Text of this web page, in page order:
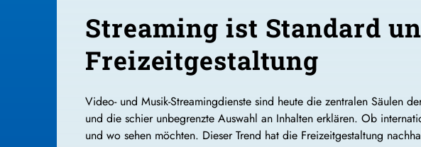
Streaming ist Standard
Freizeitgestaltung
Video- und Musik-Streamingdienste sind heute die zentralen Säulen
und die schier unbegrenzte Auswahl an Inhalten erklären. Ob
und wo sehen möchten. Dieser Trend hat die Freizeitgestaltung